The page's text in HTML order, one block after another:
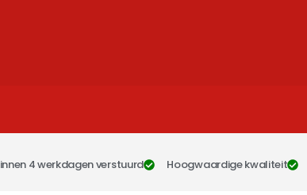
4 werkdagen verstuurd Hoogwaardige kwaliteit